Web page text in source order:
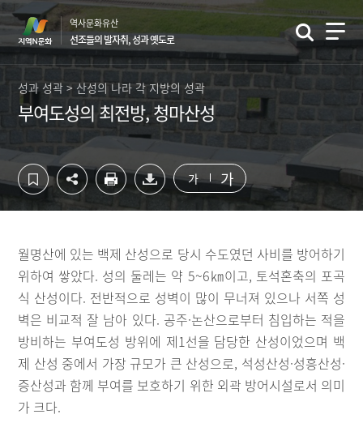
컨
텐
츠
영
가
기
하
단
영
역
기
역사문화유산
선조들의 발자취, 성과 옛도로
성과 성곽 > 산성의 나라 각 지방의 성곽
부여도성의 최전방, 청마산성
가 가
월명산에 있는 백제 산성으로 당시 수도였던 사비를 방어하기
위하여 쌓았다. 성의 둘레는 약 5~6㎞이고, 토석혼축의 포곡
식 산성이다. 전반적으로 성벽이 많이 무너져 있으나 서쪽 성
벽은 비교적 잘 남아 있다. 공주·논산으로부터 침입하는 적을
방비하는 부여도성 방위에 제1선을 담당한 산성이었으며 백
제 산성 중에서 가장 규모가 큰 산성으로, 석성산성·성흥산성·
증산성과 함께 부여를 보호하기 위한 외곽 방어시설로서 의미
가 크다.